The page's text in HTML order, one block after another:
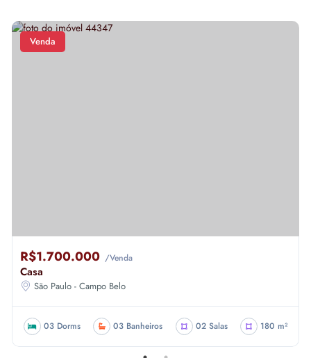
Venda
R$1.700.000 /Venda
Casa
São Paulo - Campo Belo
03 Dorms 03 Banheiros 02 Salas 180 m²